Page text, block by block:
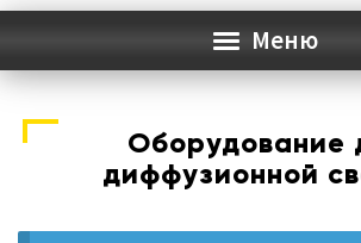
Меню
О КОМПАНИИ
КАТАЛОГ
Оборудование
диффузионной